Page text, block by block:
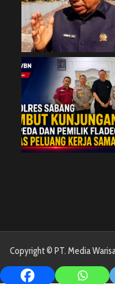
Copyright © PT. Media